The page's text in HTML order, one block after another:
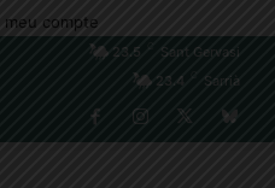
meu compte
23.5
Sant Gervasi
23.4
Sarrià